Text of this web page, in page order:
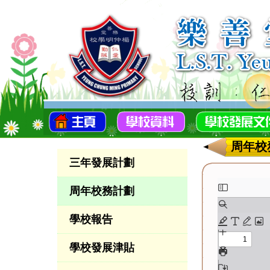
三年發展計劃
周年校務計劃
學校報告
學校發展津貼
周年校